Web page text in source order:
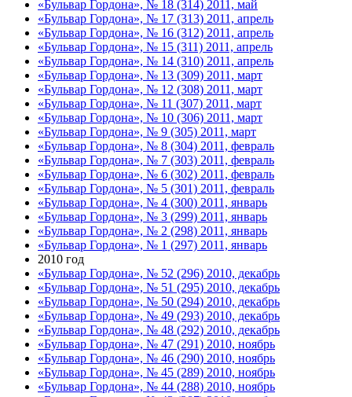
«Бульвар Гордона», № 18 (314) 2011, май
«Бульвар Гордона», № 17 (313) 2011, апрель
«Бульвар Гордона», № 16 (312) 2011, апрель
«Бульвар Гордона», № 15 (311) 2011, апрель
«Бульвар Гордона», № 14 (310) 2011, апрель
«Бульвар Гордона», № 13 (309) 2011, март
«Бульвар Гордона», № 12 (308) 2011, март
«Бульвар Гордона», № 11 (307) 2011, март
«Бульвар Гордона», № 10 (306) 2011, март
«Бульвар Гордона», № 9 (305) 2011, март
«Бульвар Гордона», № 8 (304) 2011, февраль
«Бульвар Гордона», № 7 (303) 2011, февраль
«Бульвар Гордона», № 6 (302) 2011, февраль
«Бульвар Гордона», № 5 (301) 2011, февраль
«Бульвар Гордона», № 4 (300) 2011, январь
«Бульвар Гордона», № 3 (299) 2011, январь
«Бульвар Гордона», № 2 (298) 2011, январь
«Бульвар Гордона», № 1 (297) 2011, январь
2010 год
«Бульвар Гордона», № 52 (296) 2010, декабрь
«Бульвар Гордона», № 51 (295) 2010, декабрь
«Бульвар Гордона», № 50 (294) 2010, декабрь
«Бульвар Гордона», № 49 (293) 2010, декабрь
«Бульвар Гордона», № 48 (292) 2010, декабрь
«Бульвар Гордона», № 47 (291) 2010, ноябрь
«Бульвар Гордона», № 46 (290) 2010, ноябрь
«Бульвар Гордона», № 45 (289) 2010, ноябрь
«Бульвар Гордона», № 44 (288) 2010, ноябрь